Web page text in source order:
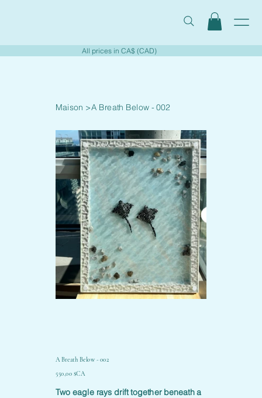
All prices in CA$ (CAD)
Maison >A Breath Below - 002
A Breath Below - 002
Prix
550,00 $CA
Two eagle rays drift together beneath a